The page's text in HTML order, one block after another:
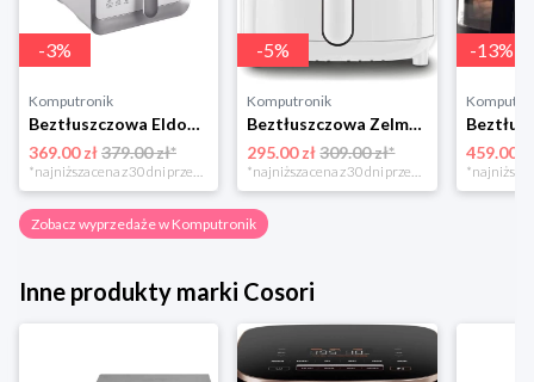
-3%
Komputronik
Beztłuszczowa Eldom MFC1000 biało-srebrny
369.00 zł379.00 zł*
-5%
Komputronik
Beztłuszczowa Zelmer ZAF3551W biały
295.00 zł 309.00 zł*
-13%
459.00 zł
Zobacz wyprzedaże w Komputronik
Inne produkty marki Cosori